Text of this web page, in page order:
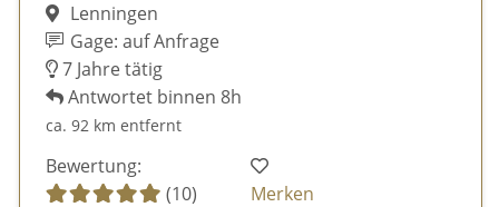
Lenningen
Gage: auf Anfrage
7 Jahre tätig
Antwortet binnen 8h
ca. 92 km entfernt
Bewertung:
(10)
Merken